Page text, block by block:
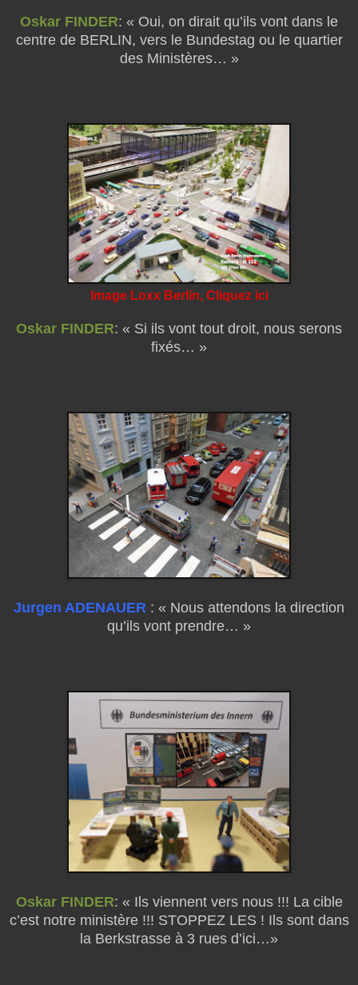
Oskar FINDER: « Oui, on dirait qu’ils vont dans le
centre de BERLIN, vers le Bundestag ou le quartier
des Ministères… »
Image Loxx Berlin, Cliquez ici
Oskar FINDER: « Si ils vont tout droit, nous serons
fixés… »
Jurgen ADENAUER : « Nous attendons la direction
qu’ils vont prendre… »
Oskar FINDER: « Ils viennent vers nous !!! La cible
c’est notre ministère !!! STOPPEZ LES ! Ils sont dans
la Berkstrasse à 3 rues d’ici…»